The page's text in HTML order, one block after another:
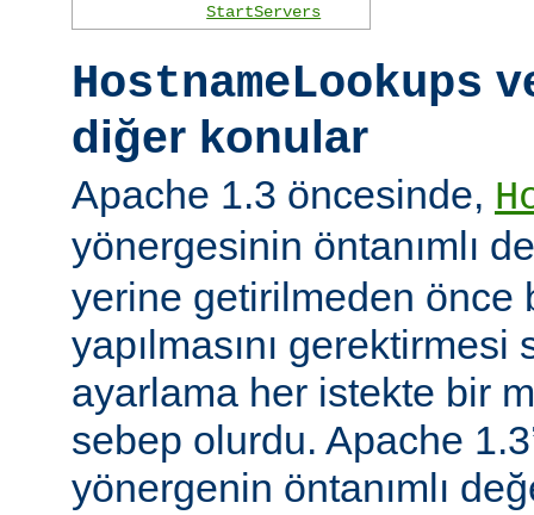
StartServers
HostnameLookups
diğer konular
Apache 1.3 öncesinde,
yönergesinin öntanımlı
yerine getirilmeden önce
yapılmasını
ayarlama her istekte bir
sebep olurdu. Apache
yönergenin öntanımlı